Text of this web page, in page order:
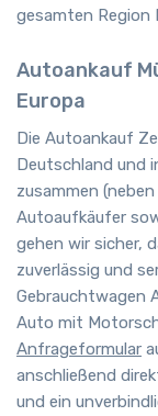
gesamten Region
Autoankauf
Europa
Die Autoankauf
Deutschland und
zusammen
Autoaufkäufer
gehen wir sicher,
zuverlässig und
Gebrauchtwagen
Auto mit
Anfrageformular
anschließend
und ein